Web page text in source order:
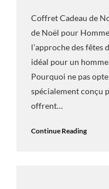
Coffret Cadeau de
de Noël pour
l’approche des fêtes
idéal pour un
Pourquoi ne pas
spécialement conçu
offrent…
Continue Reading